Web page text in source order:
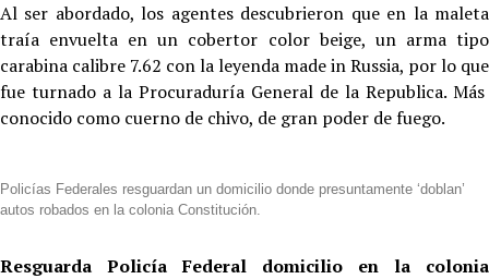
Al ser abordado, los agentes descubrieron que en la maleta
traía envuelta en un cobertor color beige, un arma tipo
carabina calibre 7.62 con la leyenda made in Russia, por lo que
fue turnado a la Procuraduría General de la Republica. Más
conocido como cuerno de chivo, de gran poder de fuego.
Policías Federales resguardan un domicilio donde presuntamente ‘doblan’
autos robados en la colonia Constitución.
Resguarda Policía Federal domicilio en la colonia